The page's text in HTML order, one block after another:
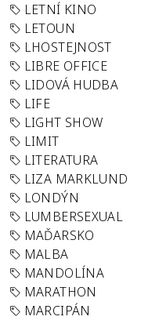
LETNÍ KINO
LETOUN
LHOSTEJNOST
LIBRE OFFICE
LIDOVÁ HUDBA
LIFE
LIGHT SHOW
LIMIT
LITERATURA
LIZA MARKLUND
LONDÝN
LUMBERSEXUAL
MAĎARSKO
MALBA
MANDOLÍNA
MARATHON
MARCIPÁN